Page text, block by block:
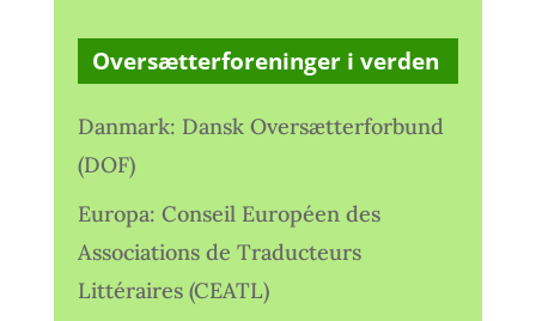
Oversætterforeninger i verden
Danmark: Dansk Oversætterforbund
(DOF)
Europa: Conseil Européen des
Associations de Traducteurs
Littéraires (CEATL)